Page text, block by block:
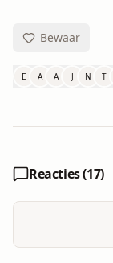
Bewaar
E A A J N T
Reacties (17)